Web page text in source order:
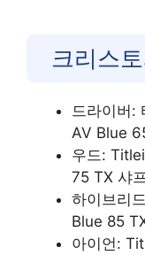
크리스
드라이버:
AV Blue
우드:
75 TX 샤
하이브리
Blue 85
아이언: